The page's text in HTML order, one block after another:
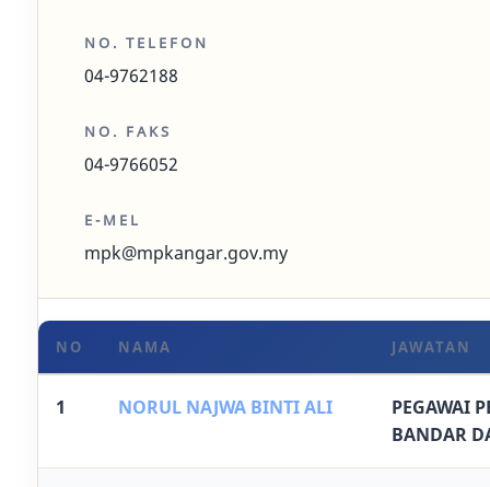
NO. TELEFON
04-9762188
NO. FAKS
04-9766052
E-MEL
mpk@mpkangar.gov.my
NO NAMA JAWATAN
1 NORUL NAJWA BINTI ALI
PEGAWAI
BANDAR